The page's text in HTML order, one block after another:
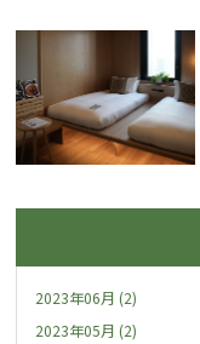
2023年06月 (2)
2023年05月 (2)